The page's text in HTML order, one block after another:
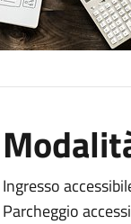
Ingresso
Parcheggio